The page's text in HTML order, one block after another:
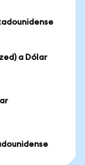
a Dólar